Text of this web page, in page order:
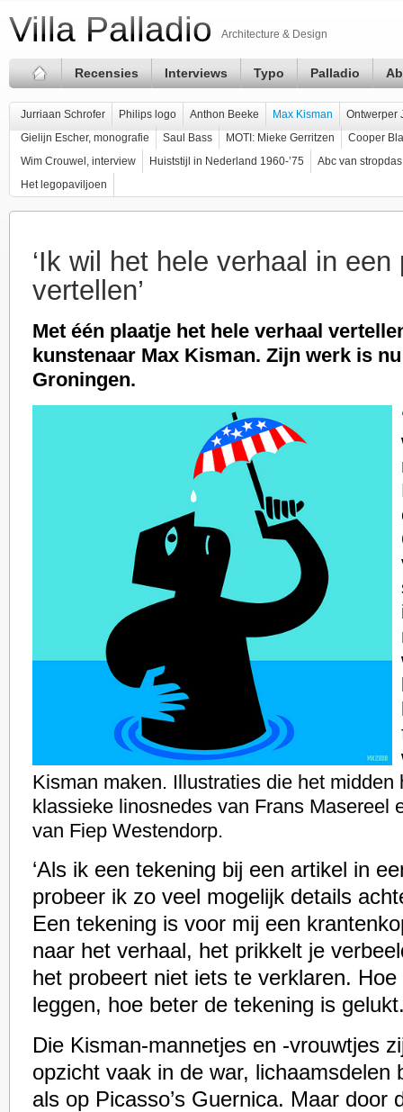
Villa Palladio Architecture & Design
Recensies Interviews Typo Palladio
Jurriaan Schrofer Philips logo Anthon Beeke Max Kisman
Ontwerper
Gielijn Escher, monografie
Saul Bass MOTI: Mieke Gerritzen
Cooper
Wim Crouwel, interview
Huiststijl in Nederland 1960-’75
Abc van
Het legopaviljoen
‘Ik wil het hele verhaal in een
vertellen’
Met één plaatje het hele verhaal
kunstenaar Max Kisman. Zijn werk is
Groningen.
Kisman maken. Illustraties die het midden
klassieke linosnedes van Frans Masereel
van Fiep Westendorp.
‘Als ik een tekening bij een artikel in
probeer ik zo veel mogelijk details
Een tekening is voor mij een
naar het verhaal, het prikkelt je
het probeert niet iets te verklaren.
leggen, hoe beter de tekening is
Die Kisman-mannetjes en -vrouwtjes
opzicht vaak in de war, lichaamsdelen
als op Picasso’s Guernica. Maar door